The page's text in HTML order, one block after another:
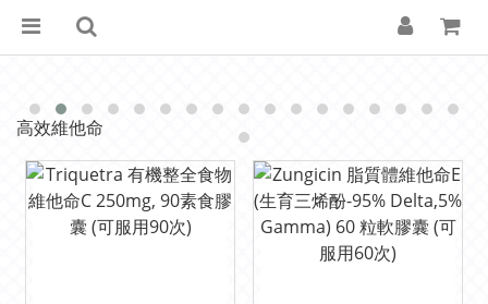
高效維他命